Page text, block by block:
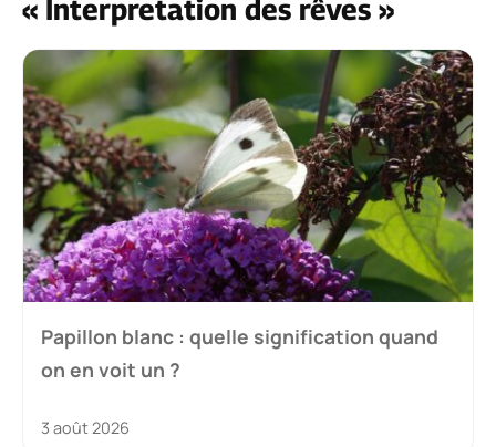
« Interpretation des rêves »
Papillon blanc : quelle signification quand
on en voit un ?
3 août 2026